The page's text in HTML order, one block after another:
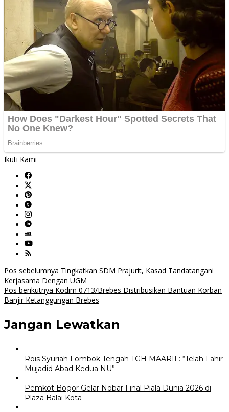
Ikuti Kami
Navigasi
pos
Pos sebelumnya Tingkatkan SDM Prajurit, Kasad Tandatangani
Kerjasama Dengan UGM
Pos berikutnya Kodim 0713/Brebes Distribusikan Bantuan Korban
Banjir Ketanggungan Brebes
Jangan Lewatkan
Rois Syuriah Lombok Tengah TGH MAARIF: “Telah Lahir
Mujadid Abad Kedua NU”
Pemkot Bogor Gelar Nobar Final Piala Dunia 2026 di
Plaza Balai Kota